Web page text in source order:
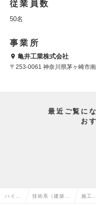
従業員数
50名
事業所
亀井工業株式会社
〒253-0061 神奈川県茅ヶ崎市
最近ご覧に
お
ハイク 技術系（建築・ 施工管